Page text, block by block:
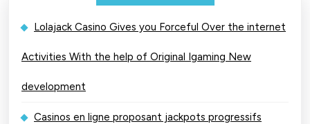
Lolajack Casino Gives you Forceful Over the internet
Activities With the help of Original Igaming New
development
Casinos en ligne proposant jackpots progressifs